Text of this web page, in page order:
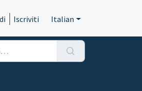
Iscriviti Italian